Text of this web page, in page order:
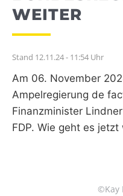
WEITER
Stand 12.11.24 - 11:54 Uhr
Am 06. November
Ampelregierung de
Finanzminister
FDP. Wie geht es jetzt
©Kay